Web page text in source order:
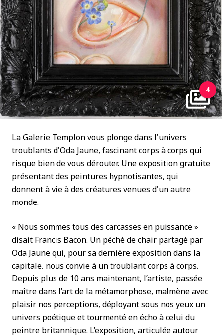
4
La Galerie Templon vous plonge dans l'univers
troublants d'Oda Jaune, fascinant corps à corps qui
risque bien de vous dérouter. Une exposition gratuite
présentant des peintures hypnotisantes, qui
donnent à vie à des créatures venues d'un autre
monde.
« Nous sommes tous des carcasses en puissance »
disait Francis Bacon. Un péché de chair partagé par
Oda Jaune qui, pour sa dernière exposition dans la
capitale, nous convie à un troublant corps à corps.
Depuis plus de 10 ans maintenant, l’artiste, passée
maître dans l’art de la métamorphose, malmène avec
plaisir nos perceptions, déployant sous nos yeux un
univers poétique et tourmenté en écho à celui du
peintre britannique. L’exposition, articulée autour